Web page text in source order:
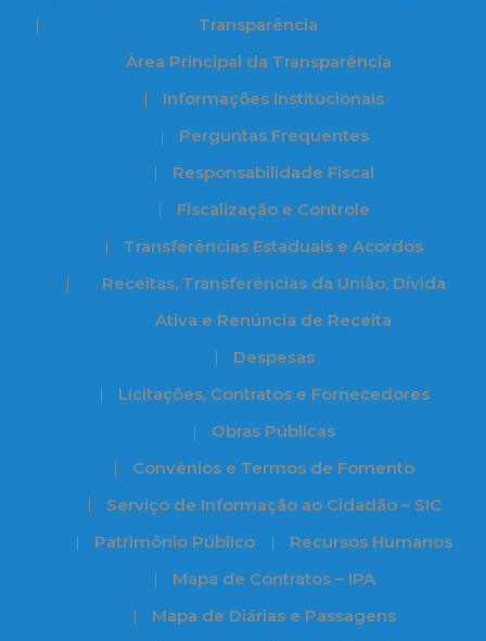
Transparência
Àrea Principal da Transparência
Informações Institucionais
Perguntas Frequentes
Responsabilidade Fiscal
Fiscalização e Controle
Transferências Estaduais e Acordos
Receitas, Transferências da União, Dívida
Ativa e Renúncia de Receita
Despesas
Licitações, Contratos e Fornecedores
Obras Públicas
Convênios e Termos de Fomento
Serviço de Informação ao Cidadão – SIC
Patrimônio Público
Recursos Humanos
Mapa de Contratos – IPA
Mapa de Diárias e Passagens